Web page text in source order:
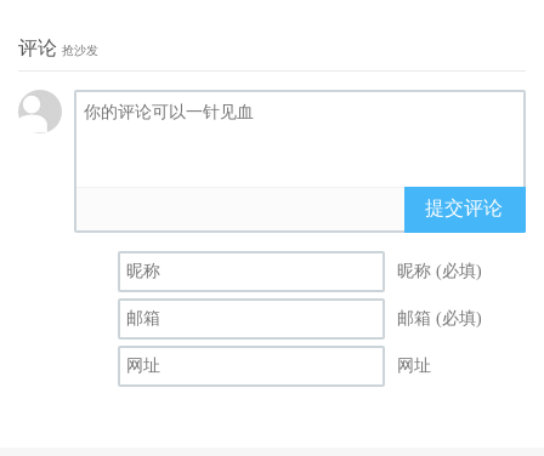
评论 抢沙发
提交评论
昵称 (必填)
邮箱 (必填)
网址